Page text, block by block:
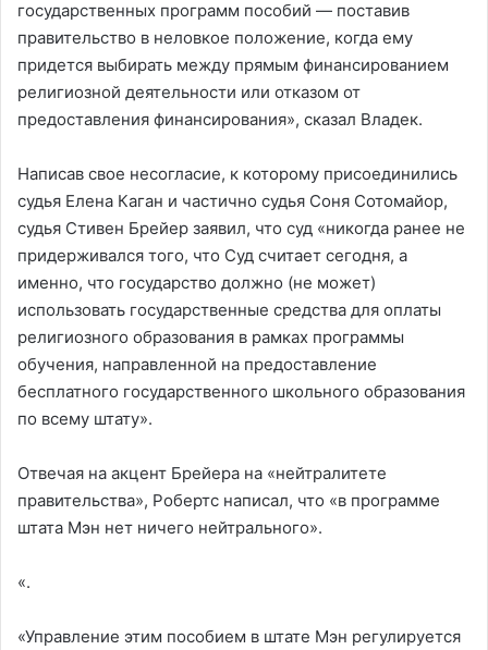
государственных программ пособий — поставив
правительство в неловкое положение, когда ему
придется выбирать между прямым финансированием
религиозной деятельности или отказом от
предоставления финансирования», сказал Владек.
Написав свое несогласие, к которому присоединились
судья Елена Каган и частично судья Соня Сотомайор,
судья Стивен Брейер заявил, что суд «никогда ранее не
придерживался того, что Суд считает сегодня, а
именно, что государство должно (не может)
использовать государственные средства для оплаты
религиозного образования в рамках программы
обучения, направленной на предоставление
бесплатного государственного школьного образования
по всему штату».
Отвечая на акцент Брейера на «нейтралитете
правительства», Робертс написал, что «в программе
штата Мэн нет ничего нейтрального».
«.
«Управление этим пособием в штате Мэн регулируется